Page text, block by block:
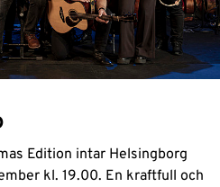
Edition intar Helsingborg
kl. 19.00. En kraftfull och